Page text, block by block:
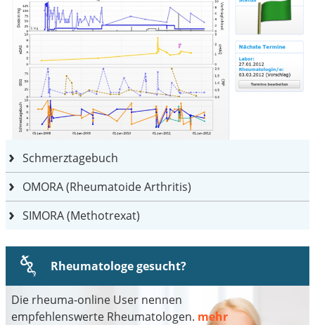
Schmerztagebuch
OMORA (Rheumatoide Arthritis)
SIMORA (Methotrexat)
Rheumatologe gesucht?
Die rheuma-online User nennen
empfehlenswerte Rheumatologen. mehr